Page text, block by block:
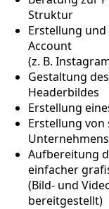
Struktur
Erstellung
Account
(z. B.
Gestaltung
Headerbildes
Erstellung
Erstellung von
Unternehmens
Aufbereitung
einfacher
(Bild- und
bereitgestellt)